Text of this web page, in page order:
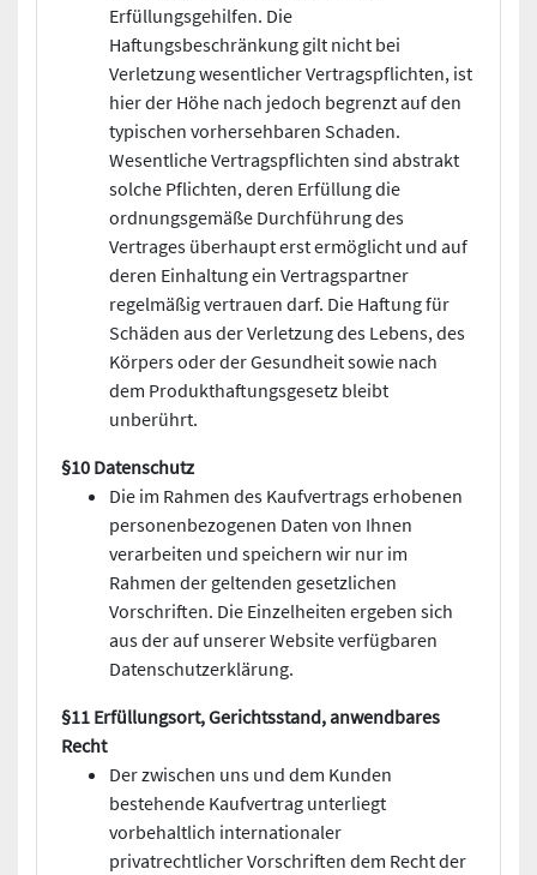
Erfüllungsgehilfen. Die
Haftungsbeschränkung gilt nicht bei
Verletzung wesentlicher Vertragspflichten, ist
hier der Höhe nach jedoch begrenzt auf den
typischen vorhersehbaren Schaden.
Wesentliche Vertragspflichten sind abstrakt
solche Pflichten, deren Erfüllung die
ordnungsgemäße Durchführung des
Vertrages überhaupt erst ermöglicht und auf
deren Einhaltung ein Vertragspartner
regelmäßig vertrauen darf. Die Haftung für
Schäden aus der Verletzung des Lebens, des
Körpers oder der Gesundheit sowie nach
dem Produkthaftungsgesetz bleibt
unberührt.
§10 Datenschutz
Die im Rahmen des Kaufvertrags erhobenen
personenbezogenen Daten von Ihnen
verarbeiten und speichern wir nur im
Rahmen der geltenden gesetzlichen
Vorschriften. Die Einzelheiten ergeben sich
aus der auf unserer Website verfügbaren
Datenschutzerklärung.
§11 Erfüllungsort, Gerichtsstand, anwendbares
Recht
Der zwischen uns und dem Kunden
bestehende Kaufvertrag unterliegt
vorbehaltlich internationaler
privatrechtlicher Vorschriften dem Recht der